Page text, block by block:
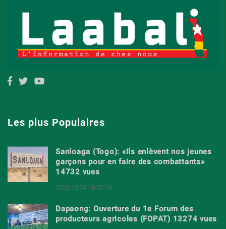
Les plus Populaires
Sanloaga (Togo): «Ils enlèvent nos jeunes
garçons pour en faire des combattants»
14732 vues
2022-12-24 18:27:30
Dapaong: Ouverture du 1e Forum des
producteurs agricoles (FOPAT) 13274 vues